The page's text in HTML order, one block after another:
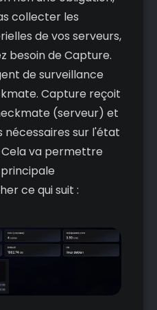
collecter les
de vos serveurs,
besoin de Capture.
de surveillance
Capture reçoit
(serveur) et
nécessaires sur l'état
va permettre
ce qui suit :